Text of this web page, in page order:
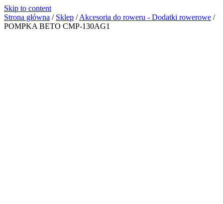
Skip to content
Strona główna / Sklep / Akcesoria do roweru - Dodatki rowerowe /
POMPKA BETO CMP-130AG1